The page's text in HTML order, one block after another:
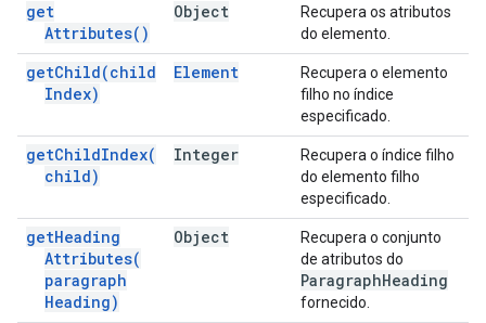
get
Attributes( )
Object
Recupera os atributos
do elemento.
getChild(child
Index)
Element
Recupera o elemento
filho no índice
especificado.
getChildIndex(
child)
Integer
Recupera o índice filho
do elemento filho
especificado.
getHeading
Attributes(
paragraph
Heading)
Object
Recupera o conjunto
de atributos do
ParagraphHeading
fornecido.